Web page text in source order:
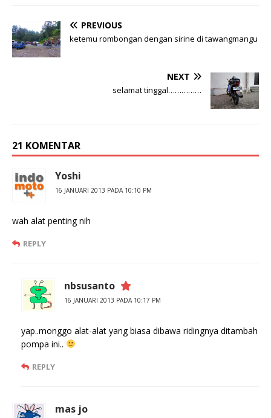
PREVIOUS
ketemu rombongan dengan sirine di tawangmangu
NEXT
selamat tinggal……………
21 KOMENTAR
Yoshi
16 JANUARI 2013 PADA 10:10 PM
wah alat penting nih
REPLY
nbsusanto
16 JANUARI 2013 PADA 10:17 PM
yap..monggo alat-alat yang biasa dibawa ridingnya ditambah
pompa ini..
REPLY
mas jo